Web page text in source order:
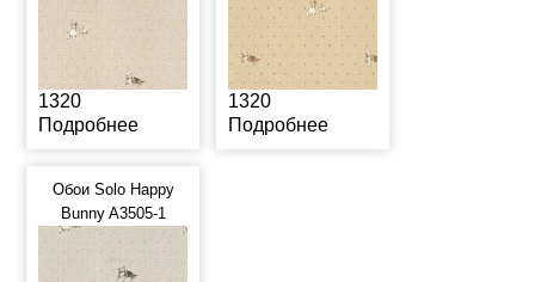
1320
Подробнее
1320
Подробнее
Обои Solo Happy
Bunny A3505-1